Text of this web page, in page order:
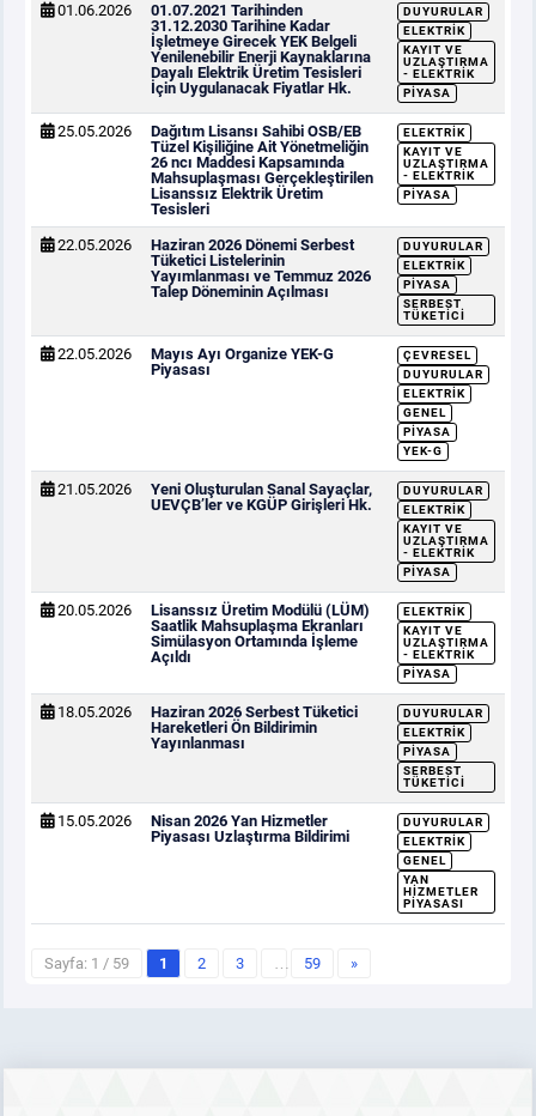
01.06.2026
01.07.2021 Tarihinden
31.12.2030 Tarihine Kadar
İşletmeye Girecek YEK Belgeli
Yenilenebilir Enerji Kaynaklarına
Dayalı Elektrik Üretim Tesisleri
İçin Uygulanacak Fiyatlar Hk.
DUYURULAR
ELEKTRIK
KAYIT VE
UZLAŞTIRMA
- ELEKTRIK
PIYASA
25.05.2026
Dağıtım Lisansı Sahibi OSB/EB
Tüzel Kişiliğine Ait Yönetmeliğin
26 ncı Maddesi Kapsamında
Mahsuplaşması Gerçekleştirilen
Lisanssız Elektrik Üretim
Tesisleri
ELEKTRIK
KAYIT VE
UZLAŞTIRMA
- ELEKTRIK
PIYASA
22.05.2026
Haziran 2026 Dönemi Serbest
Tüketici Listelerinin
Yayımlanması ve Temmuz 2026
Talep Döneminin Açılması
DUYURULAR
ELEKTRIK
PIYASA
SERBEST
TÜKETICI
22.05.2026
Mayıs Ayı Organize YEK-G
Piyasası
ÇEVRESEL
DUYURULAR
ELEKTRIK
GENEL
PIYASA
YEK-G
21.05.2026
Yeni Oluşturulan Sanal Sayaçlar,
UEVÇB’ler ve KGÜP Girişleri Hk.
DUYURULAR
ELEKTRIK
KAYIT VE
UZLAŞTIRMA
- ELEKTRIK
PIYASA
20.05.2026
Lisanssız Üretim Modülü (LÜM)
Saatlik Mahsuplaşma Ekranları
Simülasyon Ortamında İşleme
Açıldı
ELEKTRIK
KAYIT VE
UZLAŞTIRMA
- ELEKTRIK
PIYASA
18.05.2026
Haziran 2026 Serbest Tüketici
Hareketleri Ön Bildirimin
Yayınlanması
DUYURULAR
ELEKTRIK
PIYASA
SERBEST
TÜKETICI
15.05.2026
Nisan 2026 Yan Hizmetler
Piyasası Uzlaştırma Bildirimi
DUYURULAR
ELEKTRIK
GENEL
YAN
HIZMETLER
PIYASASI
Sayfa: 1 / 59 1 2 3 … 59 »